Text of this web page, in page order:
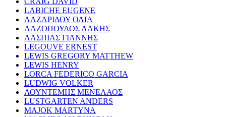
LABICHE EUGENE
ΛΑΖΑΡΙΔΟΥ ΟΛΙΑ
ΛΑΖΟΠΟΥΛΟΣ ΛΑΚΗΣ
ΛΑΣΠΙΑΣ ΓΙΑΝΝΗΣ
LEGOUVE ERNEST
LEWIS GREGORY MATTHEW
LEWIS HENRY
LORCA FEDERICO GARCIA
LUDWIG VOLKER
ΛΟΥΝΤΕΜΗΣ ΜΕΝΕΛΑΟΣ
LUSTGARTEN ANDERS
MAJOK MARTYNA